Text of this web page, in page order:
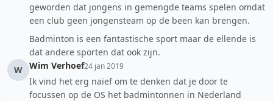
geworden dat jongens in gemengde teams spelen omdat
een club geen jongensteam op de been kan brengen.
Badminton is een fantastische sport maar de ellende is
dat andere sporten dat ook zijn.
W Wim Verhoef24 jan 2019
Ik vind het erg naïef om te denken dat je door te
focussen op de OS het badmintonnen in Nederland